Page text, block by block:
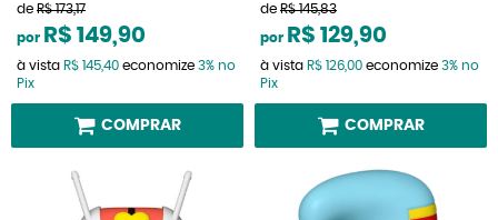
de R$ 173,17
por R$ 149,90
à vista R$ 145,40 economize 3% no
Pix
COMPRAR
de R$ 145,83
por R$ 129,90
à vista R$ 126,00 economize 3% no
Pix
COMPRAR